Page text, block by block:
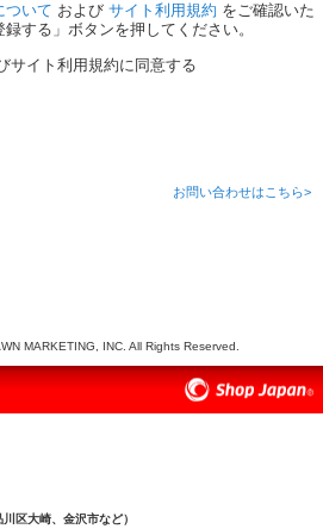
ついて および サイト利用規約 をご確認いた
する」ボタンを押してください。
サイト利用規約に同意する
お問い合わせはこちら>
MARKETING, INC. All Rights Reserved.
区大崎、金沢市など）